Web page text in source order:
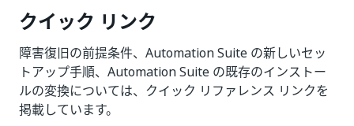
クイック リンク
障害復旧の前提条件、Automation Suite の新しいセッ
トアップ手順、Automation Suite の既存のインストー
ルの変換については、クイック リファレンス リンクを
掲載しています。